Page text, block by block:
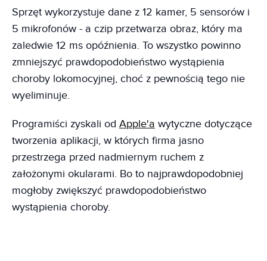
Sprzęt wykorzystuje dane z 12 kamer, 5 sensorów i
5 mikrofonów - a czip przetwarza obraz, który ma
zaledwie 12 ms opóźnienia. To wszystko powinno
zmniejszyć prawdopodobieństwo wystąpienia
choroby lokomocyjnej, choć z pewnością tego nie
wyeliminuje.
Programiści zyskali od Apple'a wytyczne dotyczące
tworzenia aplikacji, w których firma jasno
przestrzega przed nadmiernym ruchem z
założonymi okularami. Bo to najprawdopodobniej
mogłoby zwiększyć prawdopodobieństwo
wystąpienia choroby.